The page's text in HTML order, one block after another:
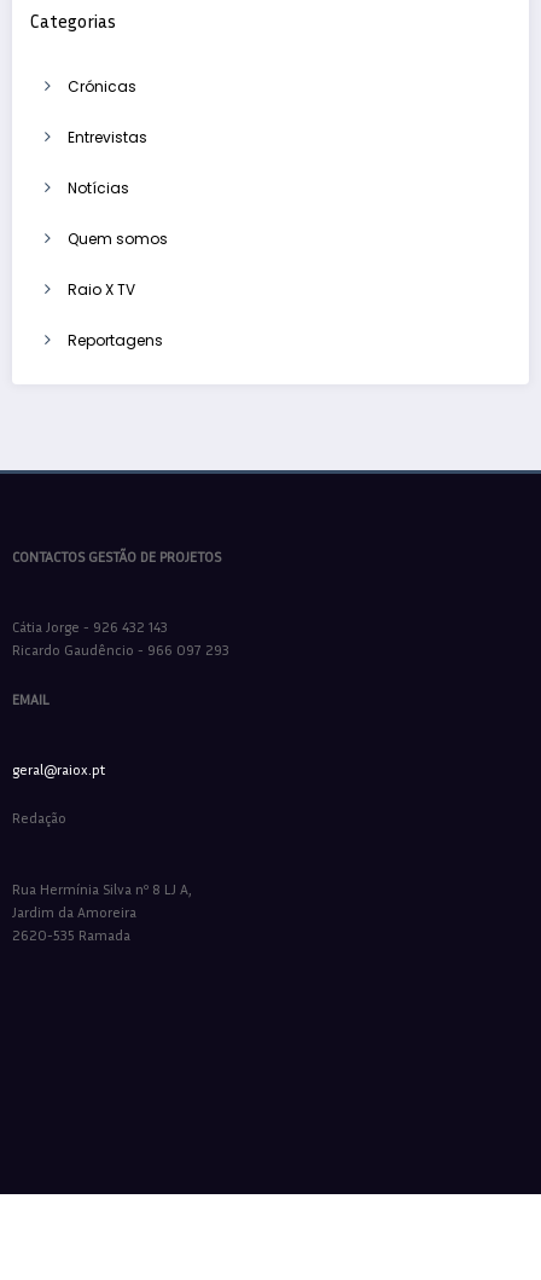
Categorias
Crónicas
Entrevistas
Notícias
Quem somos
Raio X TV
Reportagens
CONTACTOS GESTÃO DE PROJETOS
Cátia Jorge - 926 432 143
Ricardo Gaudêncio - 966 097 293
EMAIL
geral@raiox.pt
Redação
Rua Hermínia Silva nº 8 LJ A,
Jardim da Amoreira
2620-535 Ramada